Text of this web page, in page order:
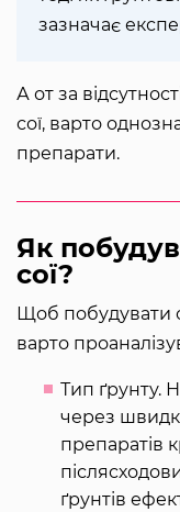
зазначає
А от за
сої, варто
препарати.
Як
сої?
Щоб побудувати
варто
Тип ґрунту.
через
препаратів
ґрунтів